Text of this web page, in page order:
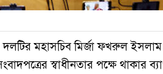
দলটির মহাসচিব মির্জা ফখরুল
স্বাধীনতার পক্ষে থাকার